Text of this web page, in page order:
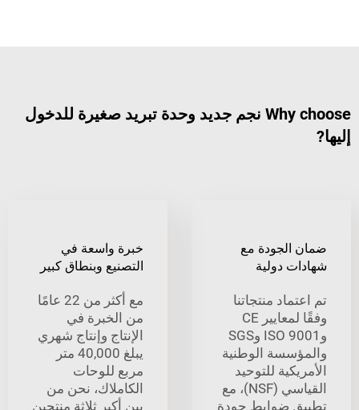
Why choose نجم جديد وحدة تبريد صغيرة للدخول
مع
دولية
منتجاتنا
وفقًا لمعايير CE
وISO 9001 وSGS
الوطنية
للتوحيد
القياسي (NSF)، مع
ضوابط جودة
خبرة واسعة في
التصنيع وبنطاق كبير
مع أكثر من 22 عامًا
من الخبرة في
الإنتاج وإنتاج شهري
يبلغ 40,000 متر
مربع للوحات
الكاملاك، نحن من
بين أكبر ثلاثة منتجين